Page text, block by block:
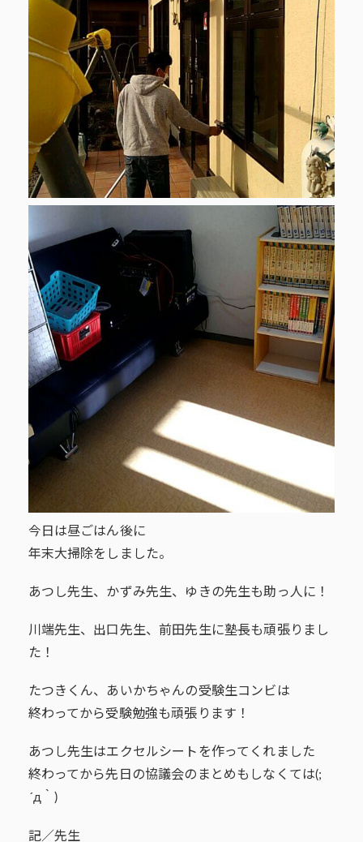
今日は昼ごはん後に
年末大掃除をしました。
あつし先生、かずみ先生、ゆきの先生も助っ人に！
川端先生、出口先生、前田先生に塾長も頑張りまし
た！
たつきくん、あいかちゃんの受験生コンビは
終わってから受験勉強も頑張ります！
あつし先生はエクセルシートを作ってくれました
終わってから先日の協議会のまとめもしなくては(;
´д｀)
記／先生